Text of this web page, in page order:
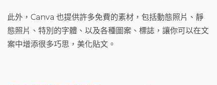
此外，Canva 也提供許多免費的素材，包括動態照片、靜
態照片、特別的字體、以及各種圖案、標誌，讓你可以在文
案中增添很多巧思，美化貼文。